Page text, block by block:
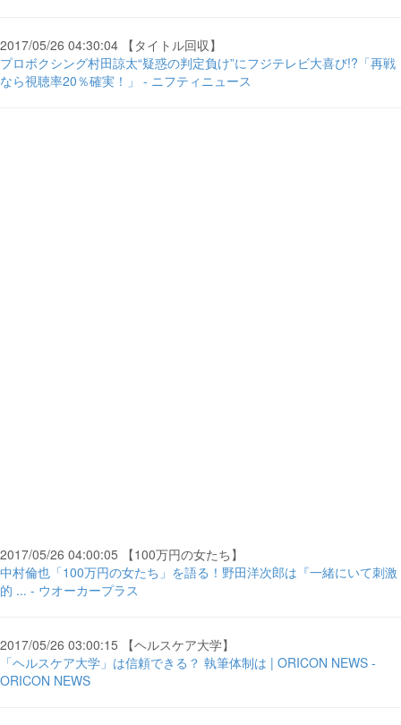
2017/05/26 04:30:04 【タイトル回収】
プロボクシング村田諒太“疑惑の判定負け”にフジテレビ大喜び!?「再戦
なら視聴率20％確実！」 - ニフティニュース
2017/05/26 04:00:05 【100万円の女たち】
中村倫也「100万円の女たち」を語る！野田洋次郎は『一緒にいて刺激
的 ... - ウオーカープラス
2017/05/26 03:00:15 【ヘルスケア大学】
「ヘルスケア大学」は信頼できる？ 執筆体制は | ORICON NEWS -
ORICON NEWS